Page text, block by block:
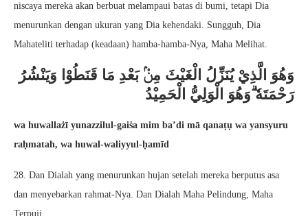
niscaya mereka akan berbuat melampaui batas di bumi, tetapi Dia
menurunkan dengan ukuran yang Dia kehendaki. Sungguh, Dia
Mahateliti terhadap (keadaan) hamba-hamba-Nya, Maha Melihat.
وَهُوَ الَّذِيْ يُنَزِّلُ الْغَيْثَ مِنْۢ بَعْدِ مَا قَنَطُوْا وَيَنْشُرُ
رَحْمَتَهٗ ۗوَهُوَ الْوَلِيُّ الْحَمِيْدُ
wa huwallażī yunazzilul-gaiṡa mim ba’di mā qanaṭụ wa yansyuru
raḥmatah, wa huwal-waliyyul-ḥamīd
28. Dan Dialah yang menurunkan hujan setelah mereka berputus asa
dan menyebarkan rahmat-Nya. Dan Dialah Maha Pelindung, Maha
Terpuji.